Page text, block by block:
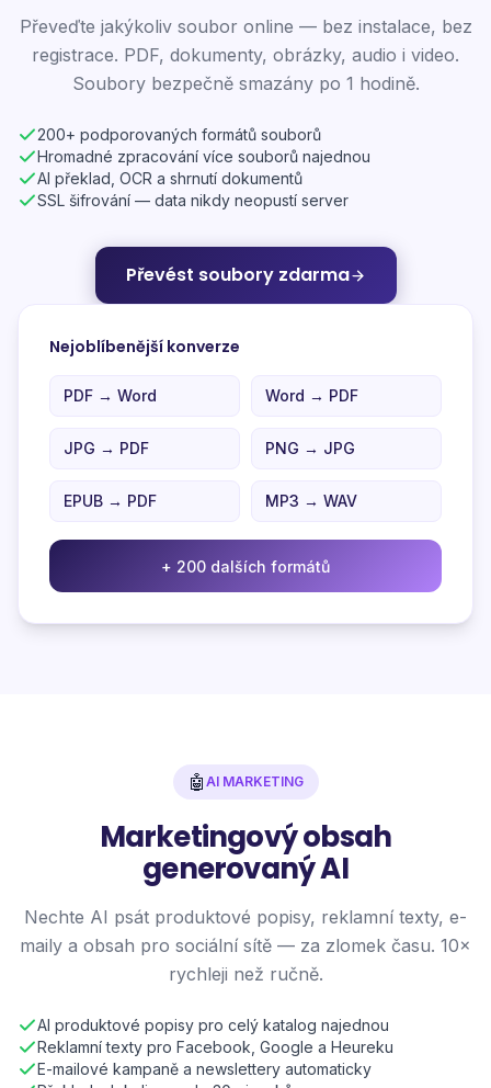
Převeďte jakýkoliv soubor online — bez instalace, bez
registrace. PDF, dokumenty, obrázky, audio i video.
Soubory bezpečně smazány po 1 hodině.
200+ podporovaných formátů souborů
Hromadné zpracování více souborů najednou
AI překlad, OCR a shrnutí dokumentů
SSL šifrování — data nikdy neopustí server
Převést soubory zdarma
Nejoblíbenější konverze
PDF → Word Word → PDF
JPG → PDF PNG → JPG
EPUB → PDF MP3 → WAV
+ 200 dalších formátů
🤖 AI MARKETING
Marketingový obsah
generovaný AI
Nechte AI psát produktové popisy, reklamní texty, e-
maily a obsah pro sociální sítě — za zlomek času. 10×
rychleji než ručně.
AI produktové popisy pro celý katalog najednou
Reklamní texty pro Facebook, Google a Heureku
E-mailové kampaně a newslettery automaticky